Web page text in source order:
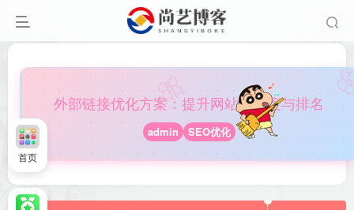
🎀
外部链接优化方案：提升网站信誉度与排名
admin SEO优化
首页